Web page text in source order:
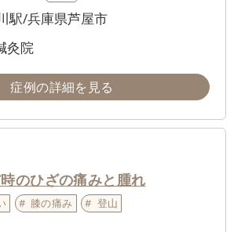
駅/兵庫県芦屋市
灸院
症例の詳細を見る
のひざの痛みと腫れ
膝の痛み 登山